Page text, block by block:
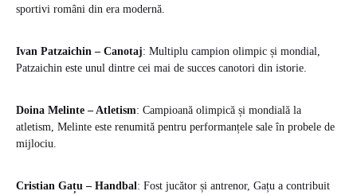
sportivi români din era modernă.
Ivan Patzaichin – Canotaj: Multiplu campion olimpic și mondial,
Patzaichin este unul dintre cei mai de succes canotori din istorie.
Doina Melinte – Atletism: Campioană olimpică și mondială la
atletism, Melinte este renumită pentru performanțele sale în probele de
mijlociu.
Cristian Gațu – Handbal : Fost jucător și antrenor, Gațu a contribuit